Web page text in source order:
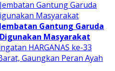
Gantung Garuda
Masyarakat